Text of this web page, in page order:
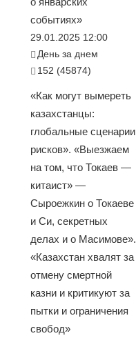
событиях»
29.01.2025 12:00
День за днем
152 (45874)
«Как могут вымереть
казахстанцы:
глобальные сценарии
рисков». «Выезжаем
на том, что Токаев —
китаист» —
Сыроежкин о Токаеве
и Си, секретных
делах и о Масимове».
«Казахстан хвалят за
отмену смертной
казни и критикуют за
пытки и ограничения
свобод»